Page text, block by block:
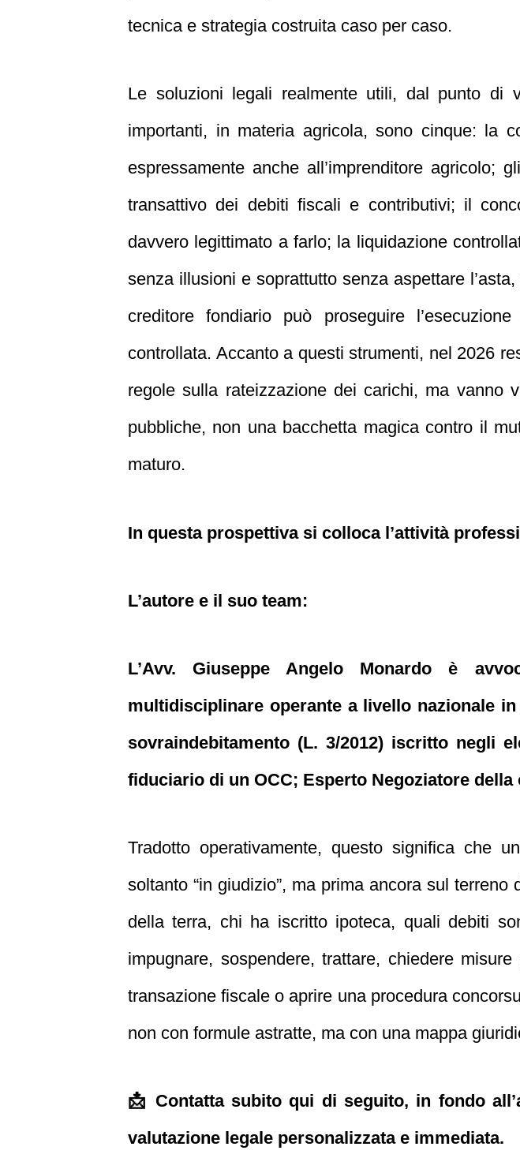
tecnica e strategia costruita caso per caso.
Le soluzioni legali realmente utili, dal punto di
importanti, in materia agricola, sono cinque: la
espressamente anche all’imprenditore agricolo;
transattivo dei debiti fiscali e contributivi; il
davvero legittimato a farlo; la liquidazione
senza illusioni e soprattutto senza aspettare
creditore fondiario può proseguire
controllata. Accanto a questi strumenti, nel 2026
regole sulla rateizzazione dei carichi, ma vanno
pubbliche, non una bacchetta magica contro il
maturo.
In questa prospettiva si colloca l’attività
L’autore e il suo team:
L’Avv. Giuseppe Angelo Monardo è
multidisciplinare operante a livello nazionale
sovraindebitamento (L. 3/2012) iscritto negli
fiduciario di un OCC; Esperto Negoziatore della
Tradotto operativamente, questo significa che
soltanto “in giudizio”, ma prima ancora sul
della terra, chi ha iscritto ipoteca, quali debiti
impugnare, sospendere, trattare, chiedere
transazione fiscale o aprire una procedura
non con formule astratte, ma con una mappa
📩 Contatta subito qui di seguito, in fondo
valutazione legale personalizzata e immediata.